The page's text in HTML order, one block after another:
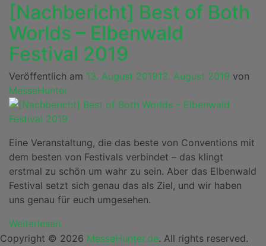
[Nachbericht] Best of Both
Worlds – Elbenwald
Festival 2019
Veröffentlich am 13. August 201912. August 2019 von
MesseHunter
Eine Veranstaltung, die das beste von Conventions mit
dem besten von Festivals verbindet – das klingt
erstmal zu schön um wahr zu sein. Aber das Elbenwald
Festival setzt sich genau das als Ziel, und wir haben
uns genau für euch umgesehen.
Weiterlesen
Copyright © 2026 MesseHunter.de. All rights reserved.